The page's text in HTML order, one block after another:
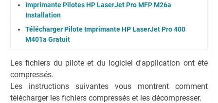
Imprimante Pilotes HP LaserJet Pro MFP M26a
Installation
Télécharger Pilote Imprimante HP LaserJet Pro 400
M401a Gratuit
Les fichiers du pilote et du logiciel d'application ont été
compressés.
Les instructions suivantes vous montrent comment
télécharger les fichiers compressés et les décompresser.